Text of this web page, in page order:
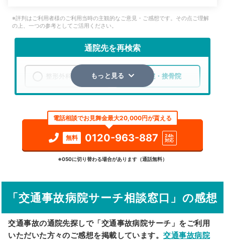
※評判はご利用者様のご利用当時の主観的なご意見・ご感想です。その点ご理解
の上、一つの参考としてご活用ください。
通院先を再検索
整形外科 整骨院・接骨院
検索する
詳細条件で絞り込む
駅から探す 院名から探す
もっと見る
電話相談でお見舞金最大20,000円が貰える
無料 0120-963-887
24h
対応
※050に切り替わる場合があります（通話無料）
「交通事故病院サーチ相談窓口」の感想
交通事故の通院先探しで「交通事故病院サーチ」をご利用
いただいた方々のご感想を掲載しています。交通事故病院